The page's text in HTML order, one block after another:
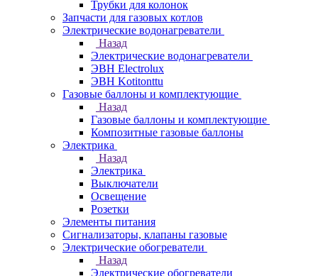
Трубки для колонок
Запчасти для газовых котлов
Электрические водонагреватели
Назад
Электрические водонагреватели
ЭВН Electrolux
ЭВН Kotitonttu
Газовые баллоны и комплектующие
Назад
Газовые баллоны и комплектующие
Композитные газовые баллоны
Электрика
Назад
Электрика
Выключатели
Освещение
Розетки
Элементы питания
Сигнализаторы, клапаны газовые
Электрические обогреватели
Назад
Электрические обогреватели